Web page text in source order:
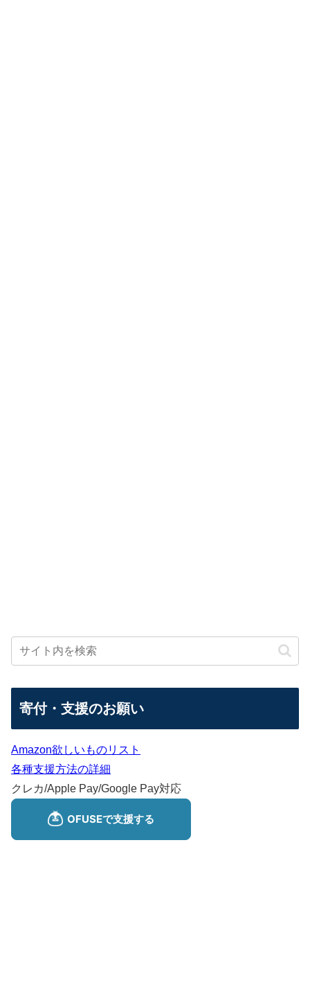
寄付・支援のお願い
Amazon欲しいものリスト
各種支援方法の詳細
クレカ/Apple Pay/Google Pay対応